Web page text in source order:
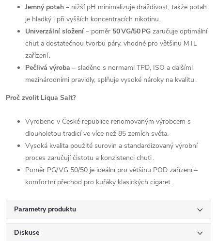
Jemný potah – nižší pH minimalizuje dráždivost, takže potah
je hladký i při vyšších koncentracích nikotinu.
Univerzální složení – poměr 50 VG/50 PG zaručuje optimální
chuť a dostatečnou tvorbu páry, vhodné pro většinu MTL
zařízení .
Pečlivá výroba – sladěno s normami TPD, ISO a dalšími
mezinárodními pravidly, splňuje vysoké nároky na kvalitu .
Proč zvolit Liqua Salt?
Vyrobeno v České republice renomovaným výrobcem s
dlouholetou tradicí ve více než 85 zemích světa.
Vysoká kvalita použité surovin a standardizovaný výrobní
proces zaručují čistotu a konzistenci chuti .
Poměr PG/VG 50/50 je ideální pro většinu POD zařízení –
komfortní přechod pro kuřáky klasických cigaret.
Parametry produktu
Diskuse